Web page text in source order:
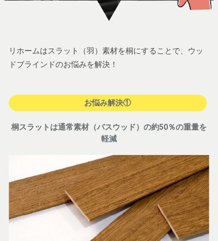
リホームはスラット（羽）素材を桐にすることで、ウッ
ドブラインドのお悩みを解決！
お悩み解決①
桐スラットは通常素材（バスウッド）の約50％の重量を
軽減